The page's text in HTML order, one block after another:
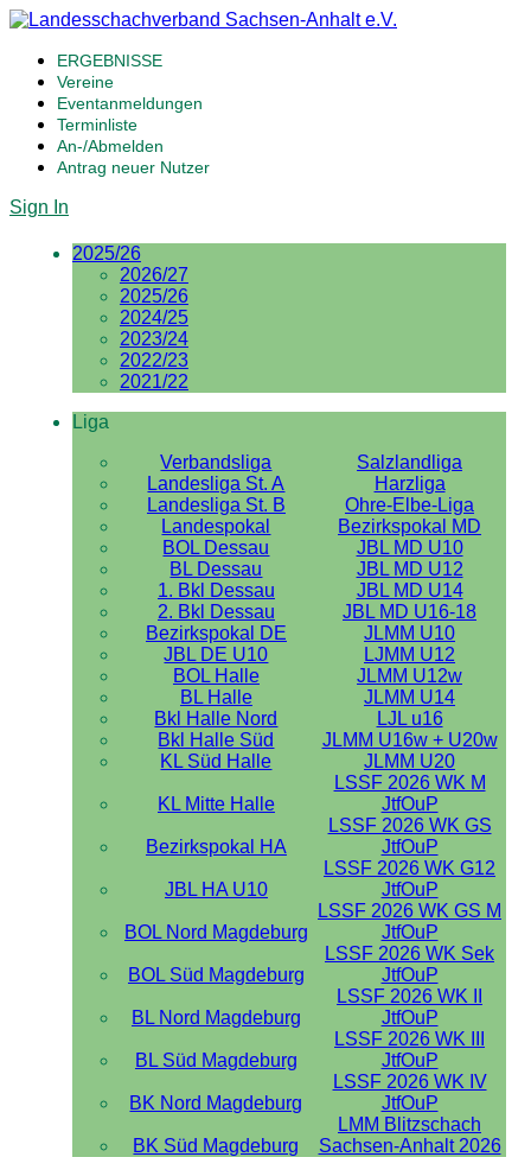
ERGEBNISSE
Vereine
Eventanmeldungen
Terminliste
An-/Abmelden
Antrag neuer Nutzer
Sign In
2025/26
2026/27
2025/26
2024/25
2023/24
2022/23
2021/22
Liga
Verbandsliga
Salzlandliga
Landesliga St. A
Harzliga
Landesliga St. B
Ohre-Elbe-Liga
Landespokal
Bezirkspokal MD
BOL Dessau
JBL MD U10
BL Dessau
JBL MD U12
1. Bkl Dessau
JBL MD U14
2. Bkl Dessau
JBL MD U16-18
Bezirkspokal DE
JLMM U10
JBL DE U10
LJMM U12
BOL Halle
JLMM U12w
BL Halle
JLMM U14
Bkl Halle Nord
LJL u16
Bkl Halle Süd
JLMM U16w + U20w
KL Süd Halle
JLMM U20
KL Mitte Halle
LSSF 2026 WK M
JtfOuP
Bezirkspokal HA
LSSF 2026 WK GS
JtfOuP
JBL HA U10
LSSF 2026 WK G12
JtfOuP
BOL Nord Magdeburg
LSSF 2026 WK GS M
JtfOuP
BOL Süd Magdeburg
LSSF 2026 WK Sek
JtfOuP
BL Nord Magdeburg
LSSF 2026 WK II
JtfOuP
BL Süd Magdeburg
LSSF 2026 WK III
JtfOuP
BK Nord Magdeburg
LSSF 2026 WK IV
JtfOuP
BK Süd Magdeburg
LMM Blitzschach
Sachsen-Anhalt 2026